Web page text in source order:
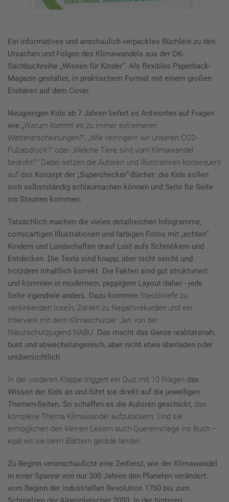
Ein informatives und anschaulich verpacktes Büchlein zu den
Ursachen und Folgen des Klimawandels aus der DK-
Sachbuchreihe „Wissen für Kinder“. Als flexibles Paperback-
Magazin gestaltet, in praktischem Format mit einem großen
Eisbären auf dem Cover.
Neugierigen Kids ab 7 Jahren liefert es Antworten auf Fragen
wie „Warum kommt es zu immer extremeren
Wettererscheinungen?“, „Wie verringern wir unseren CO2-
Fußabdruck?“ oder „Welche Tiere sind vom Klimawandel
bedroht?“ Dabei setzen die Autoren und Illustratoren konsequent
auf das Konzept der „Superchecker“-Bücher: die Kids sollen
sich selbstständig schlaumachen können und Seite für Seite
ins Staunen kommen.
Tatsächlich machen die vielen detailreichen Infogramme,
comicartigen Illustrationen und farbigen Fotos mit „echten“
Kindern und Landschaften drauf Lust aufs Schmökern und
Entdecken. Die Texte sind knapp, aber nicht seicht und
trotzdem inhaltlich korrekt. Die Fakten sind gut strukturiert
und kommen in modernem, peppigem Layout daher - jede
Seite irgendwie anders. Dazu kommen Steckbriefe zu
versinkenden Inseln, Zahlen zu Negativrekorden und ein
Interview mit dem Klimaschützer Jan von der
Naturschutzjugend NABU. Das macht das Ganze realitätsnah,
bunt und abwechslungsreich, aber nicht etwa überladen oder
unübersichtlich.
In der vorderen Klappe triggert ein Quiz mit 10 Fragen das
Wissen der Kids an und führt sie direkt auf die jeweiligen
Themen-Seiten. So schaffen es die Autoren geschickt, das
komplexe Thema Klimawandel aufzulockern. Und sie
ermöglichen den kleinen Lesern auch Quereinstiege ins Buch –
egal wo sie beim Blättern gerade landen.
Zu Beginn veranschaulicht eine Zeitleist, wie der Klimawandel
in einer Spanne von nur 300 Jahren den Planeten verändert:
vom Beginn der industriellen Revolution 1760 bis zum